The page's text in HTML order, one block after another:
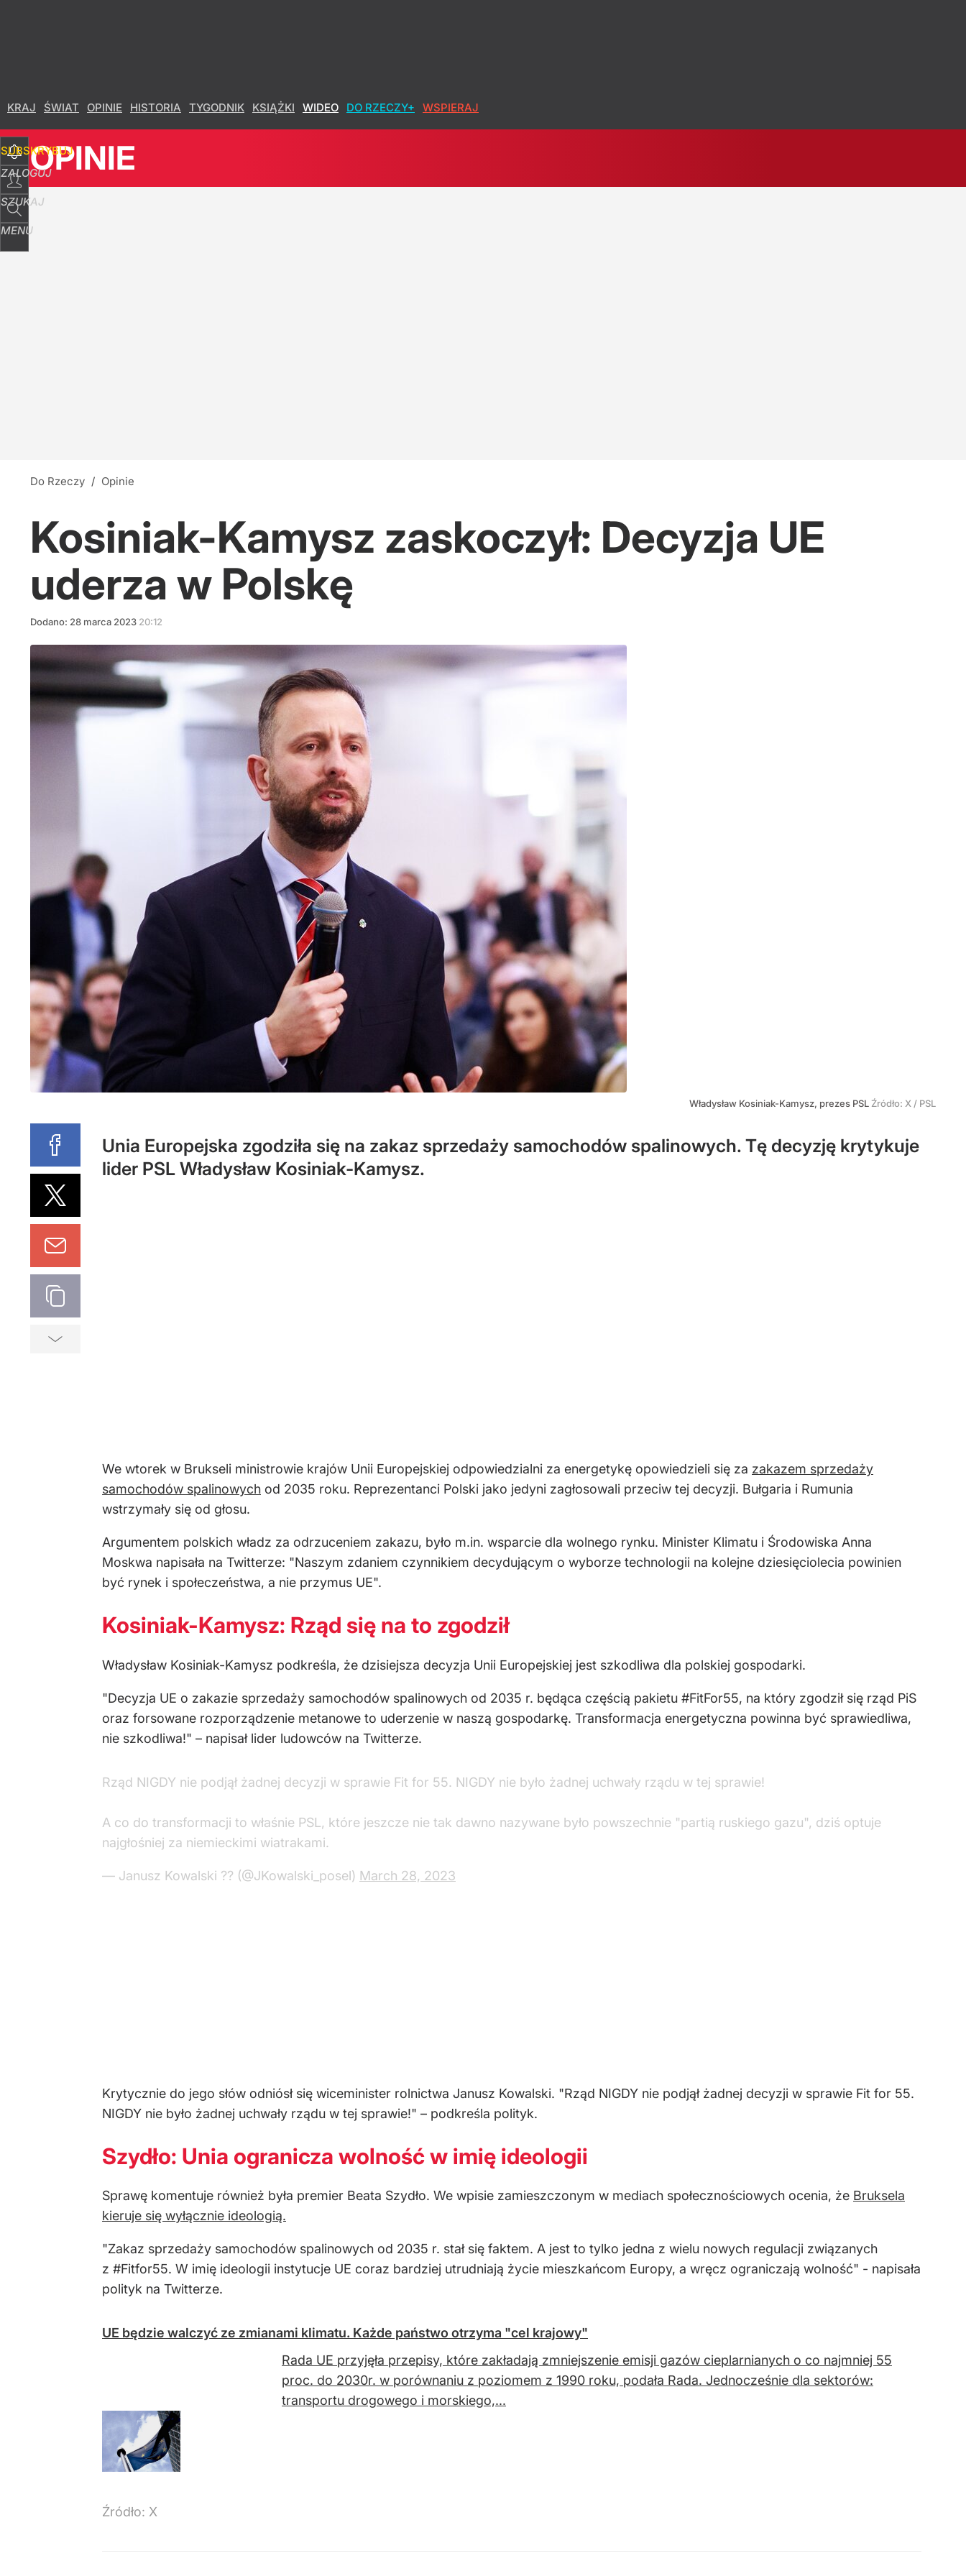
KRAJ ŚWIAT OPINIE HISTORIA TYGODNIK KSIĄŻKI WIDEO DO RZECZY+ WSPIERAJ
SUBSKRYBUJ
ZALOGUJ
SZUKAJ
MENU
OPINIE
Do Rzeczy / Opinie
Kosiniak-Kamysz zaskoczył: Decyzja UE
uderza w Polskę
Dodano: 28 marca 2023 20:12
Władysław Kosiniak-Kamysz, prezes PSL Źródło: X / PSL
Unia Europejska zgodziła się na zakaz sprzedaży samochodów spalinowych. Tę decyzję krytykuje
lider PSL Władysław Kosiniak-Kamysz.
We wtorek w Brukseli ministrowie krajów Unii Europejskiej odpowiedzialni za energetykę opowiedzieli się za zakazem sprzedaży
samochodów spalinowych od 2035 roku. Reprezentanci Polski jako jedyni zagłosowali przeciw tej decyzji. Bułgaria i Rumunia
wstrzymały się od głosu.
Argumentem polskich władz za odrzuceniem zakazu, było m.in. wsparcie dla wolnego rynku. Minister Klimatu i Środowiska Anna
Moskwa napisała na Twitterze: "Naszym zdaniem czynnikiem decydującym o wyborze technologii na kolejne dziesięciolecia powinien
być rynek i społeczeństwa, a nie przymus UE".
Kosiniak-Kamysz: Rząd się na to zgodził
Władysław Kosiniak-Kamysz podkreśla, że dzisiejsza decyzja Unii Europejskiej jest szkodliwa dla polskiej gospodarki.
"Decyzja UE o zakazie sprzedaży samochodów spalinowych od 2035 r. będąca częścią pakietu #FitFor55, na który zgodził się rząd PiS
oraz forsowane rozporządzenie metanowe to uderzenie w naszą gospodarkę. Transformacja energetyczna powinna być sprawiedliwa,
nie szkodliwa!" – napisał lider ludowców na Twitterze.
Rząd NIGDY nie podjął żadnej decyzji w sprawie Fit for 55. NIGDY nie było żadnej uchwały rządu w tej sprawie!
A co do transformacji to właśnie PSL, które jeszcze nie tak dawno nazywane było powszechnie "partią ruskiego gazu", dziś optuje
najgłośniej za niemieckimi wiatrakami.
— Janusz Kowalski ?? (@JKowalski_posel) March 28, 2023
Krytycznie do jego słów odniósł się wiceminister rolnictwa Janusz Kowalski. "Rząd NIGDY nie podjął żadnej decyzji w sprawie Fit for 55.
NIGDY nie było żadnej uchwały rządu w tej sprawie!" – podkreśla polityk.
Szydło: Unia ogranicza wolność w imię ideologii
Sprawę komentuje również była premier Beata Szydło. We wpisie zamieszczonym w mediach społecznościowych ocenia, że Bruksela
kieruje się wyłącznie ideologią.
"Zakaz sprzedaży samochodów spalinowych od 2035 r. stał się faktem. A jest to tylko jedna z wielu nowych regulacji związanych
z #Fitfor55. W imię ideologii instytucje UE coraz bardziej utrudniają życie mieszkańcom Europy, a wręcz ograniczają wolność" - napisała
polityk na Twitterze.
UE będzie walczyć ze zmianami klimatu. Każde państwo otrzyma "cel krajowy"
Rada UE przyjęła przepisy, które zakładają zmniejszenie emisji gazów cieplarnianych o co najmniej 55
proc. do 2030r. w porównaniu z poziomem z 1990 roku, podała Rada. Jednocześnie dla sektorów:
transportu drogowego i morskiego,...
Źródło: X